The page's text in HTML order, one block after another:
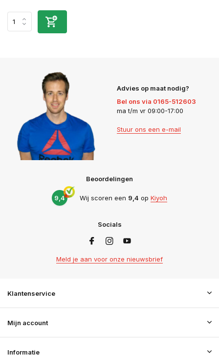
Advies op maat nodig?
Bel ons via 0165-512603
ma t/m vr 09:00-17:00
Stuur ons een e-mail
Beoordelingen
9,4 Wij scoren een 9,4 op Kiyoh
Socials
Meld je aan voor onze nieuwsbrief
Klantenservice
Mijn account
Informatie